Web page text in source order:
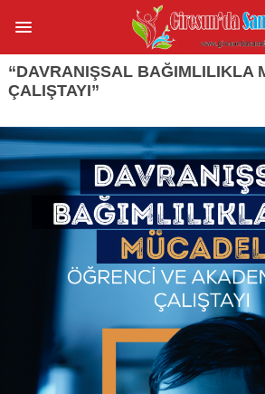
“DAVRANIŞSAL BAĞIMLILIKLA
ÇALIŞTAYI”